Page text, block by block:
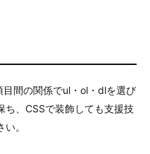
間の関係でul・ol・dlを選び
ち、CSSで装飾しても支援技
。